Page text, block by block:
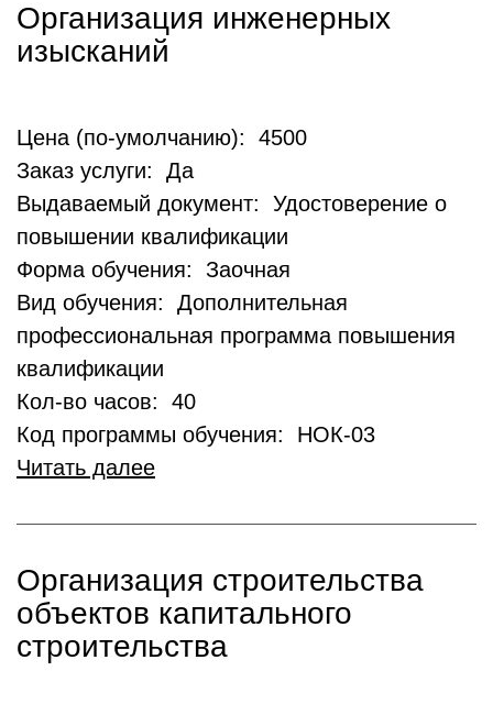
Организация инженерных
изысканий
Цена (по-умолчанию): 4500
Заказ услуги: Да
Выдаваемый документ: Удостоверение о
повышении квалификации
Форма обучения: Заочная
Вид обучения: Дополнительная
профессиональная программа повышения
квалификации
Кол-во часов: 40
Код программы обучения: НОК-03
Читать далее
Организация строительства
объектов капитального
строительства